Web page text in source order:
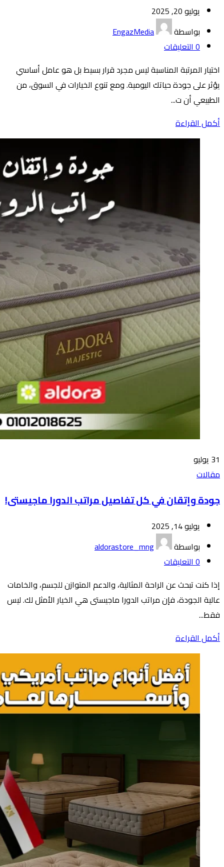
يوليو 20, 2025
بواسطة
EngazMedia
0التعليقات
اختيار المرتبة المناسبة ليس مجرد قرار بسيط بل هو عامل أساسي
يؤثر على جودة حياتك اليومية. ومع تنوع الخيارات في السوق، من
الطبيعي أن ت...
أكمل القراءة
31 يوليو
مقالات
جودة وإتقان في كل تفاصيل مراتب الدورا ماجيستى!
يوليو 14, 2025
بواسطة
aldorastore_mng
0التعليقات
إذا كنت تبحث عن الراحة المثالية، والدعم المتوازن للجسم، والخامات
عالية الجودة، فإن مراتب الدورا ماجيستى هي الخيار الأمثل لك. ليس
فقط...
أكمل القراءة